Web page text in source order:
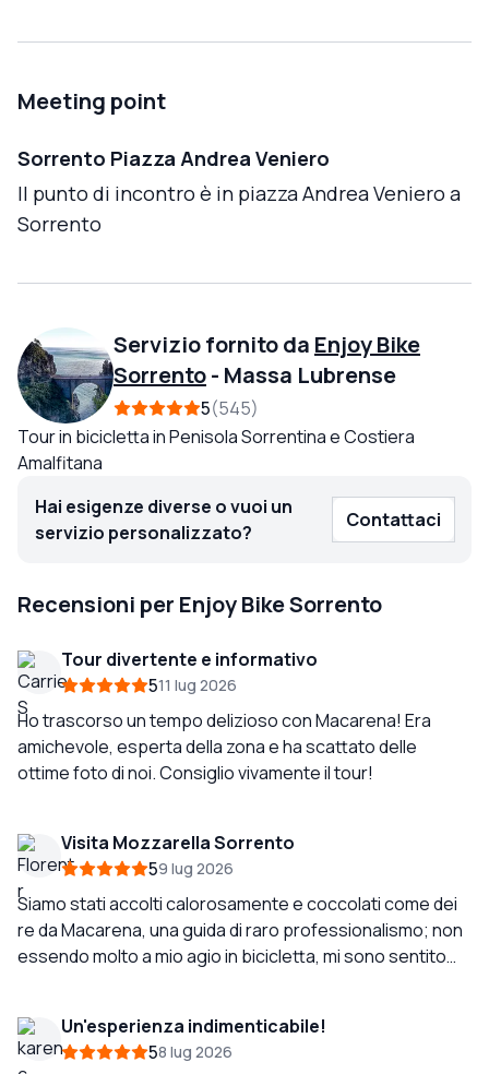
Meeting point
Sorrento Piazza Andrea Veniero
Il punto di incontro è in piazza Andrea Veniero a
Sorrento
Servizio fornito da Enjoy Bike
Sorrento- Massa Lubrense
5 545
Tour in bicicletta in Penisola Sorrentina e Costiera
Amalfitana
Hai esigenze diverse o vuoi un
servizio personalizzato?
Contattaci
Recensioni per Enjoy Bike Sorrento
Tour divertente e informativo
511 lug 2026
Ho trascorso un tempo delizioso con Macarena! Era
amichevole, esperta della zona e ha scattato delle
ottime foto di noi. Consiglio vivamente il tour!
Visita Mozzarella Sorrento
59 lug 2026
Siamo stati accolti calorosamente e coccolati come dei
re da Macarena, una guida di raro professionalismo; non
essendo molto a mio agio in bicicletta, mi sono sentito
memorabile, raccomando al 300%.
Un'esperienza indimenticabile!
58 lug 2026